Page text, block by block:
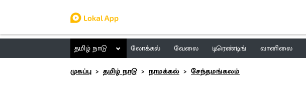
தமிழ் நாடு லோக்கல் வேலை டிரெண்டிங் வானிலை
முகப்பு
தமிழ் நாடு நாமக்கல் சேந்தமங்கலம்